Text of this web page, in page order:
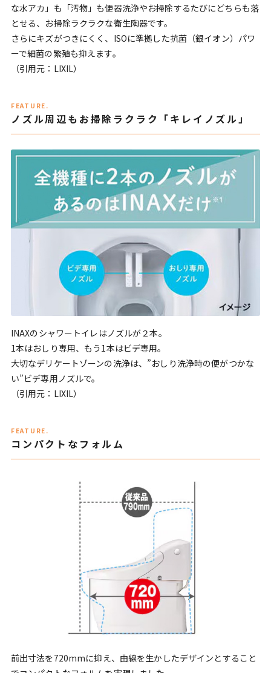
な水アカ」も「汚物」も便器洗浄やお掃除するたびにどちらも落
とせる、お掃除ラクラクな衛生陶器です。
さらにキズがつきにくく、ISOに準拠した抗菌（銀イオン）パワ
ーで細菌の繁殖も抑えます。
（引用元：LIXIL）
FEATURE.
ノズル周辺もお掃除ラクラク「キレイノズル」
INAXのシャワートイレはノズルが２本。
1本はおしり専用、もう1本はビデ専用。
大切なデリケートゾーンの洗浄は、”おしり洗浄時の便がつかな
い”ビデ専用ノズルで。
（引用元：LIXIL）
FEATURE.
コンパクトなフォルム
前出寸法を720mmに抑え、曲線を生かしたデザインとすること